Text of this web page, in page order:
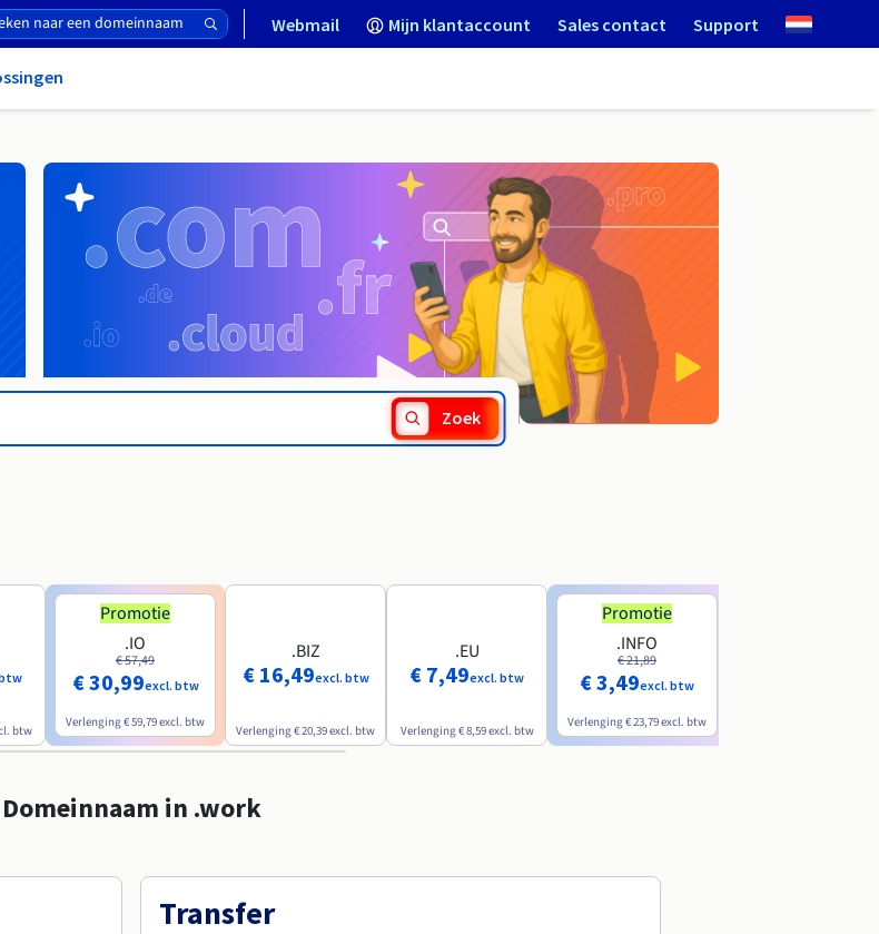
Webmail Mijn klantaccount Sales contact Support
Zoek
btw
Promotie
.IO
€ 57,49
€ 30,99excl. btw
Verlenging € 59,79excl. btw
.BIZ
€ 16,49excl. btw
Verlenging € 20,39excl. btw
.EU
€ 7,49excl. btw
Verlenging € 8,59excl. btw
Promotie
.INFO
€ 21,89
€ 3,49excl. btw
Verlenging € 23,79excl. btw
Domeinnaam in .work
Transfer